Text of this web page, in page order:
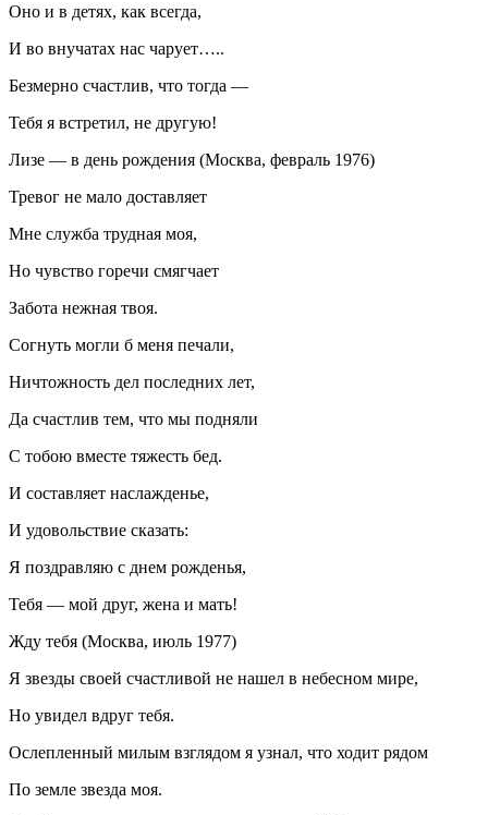
Оно и в детях, как всегда,
И во внучатах нас чарует…..
Безмерно счастлив, что тогда —
Тебя я встретил, не другую!
Лизе — в день рождения (Москва, февраль 1976)
Тревог не мало доставляет
Мне служба трудная моя,
Но чувство горечи смягчает
Забота нежная твоя.
Согнуть могли б меня печали,
Ничтожность дел последних лет,
Да счастлив тем, что мы подняли
С тобою вместе тяжесть бед.
И составляет наслажденье,
И удовольствие сказать:
Я поздравляю с днем рожденья,
Тебя — мой друг, жена и мать!
Жду тебя (Москва, июль 1977)
Я звезды своей счастливой не нашел в небесном мире,
Но увидел вдруг тебя.
Ослепленный милым взглядом я узнал, что ходит рядом
По земле звезда моя.